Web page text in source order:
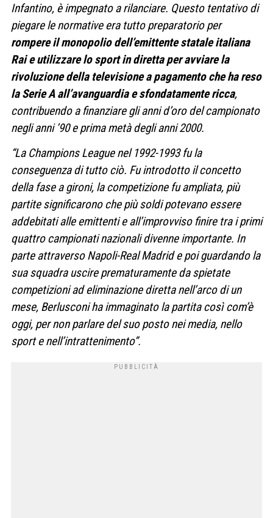
Infantino, è impegnato a rilanciare. Questo tentativo di
piegare le normative era tutto preparatorio per
rompere il monopolio dell’emittente statale italiana
Rai e utilizzare lo sport in diretta per avviare la
rivoluzione della televisione a pagamento che ha reso
la Serie A all’avanguardia e sfondatamente ricca,
contribuendo a finanziare gli anni d’oro del campionato
negli anni ’90 e prima metà degli anni 2000.
“La Champions League nel 1992-1993 fu la
conseguenza di tutto ciò. Fu introdotto il concetto
della fase a gironi, la competizione fu ampliata, più
partite significarono che più soldi potevano essere
addebitati alle emittenti e all’improvviso finire tra i primi
quattro campionati nazionali divenne importante. In
parte attraverso Napoli-Real Madrid e poi guardando la
sua squadra uscire prematuramente da spietate
competizioni ad eliminazione diretta nell’arco di un
mese, Berlusconi ha immaginato la partita così com’è
oggi, per non parlare del suo posto nei media, nello
sport e nell’intrattenimento”.